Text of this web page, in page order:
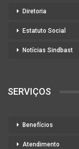
Diretoria
Estatuto Social
Notícias Sindbast
SERVIÇOS
Benefícios
Atendimento